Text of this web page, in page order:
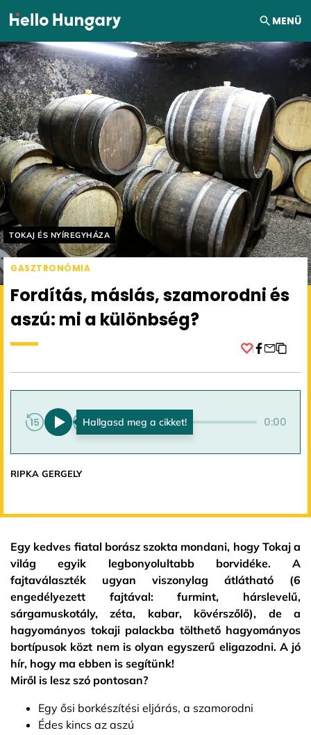
Ugrás a tartalomhoz MENÜ
Helyszín címkék:
TOKAJ ÉS NYÍREGYHÁZA
GASZTRONÓMIA
Fordítás, máslás, szamorodni és
aszú: mi a különbség?
0:00 0:00
RIPKA GERGELY
Egy kedves fiatal borász szokta mondani, hogy Tokaj a
világ egyik legbonyolultabb borvidéke. A
fajtaválaszték ugyan viszonylag átlátható (6
engedélyezett fajtával: furmint, hárslevelű,
sárgamuskotály, zéta, kabar, kövérszőlő), de a
hagyományos tokaji palackba tölthető hagyományos
bortípusok közt nem is olyan egyszerű eligazodni. A jó
hír, hogy ma ebben is segítünk!
Miről is lesz szó pontosan?
Egy ősi borkészítési eljárás, a szamorodni
Édes kincs az aszú